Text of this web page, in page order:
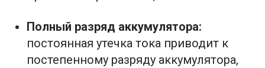
Полный разряд аккумулятора:
постоянная утечка тока приводит к
постепенному разряду аккумулятора,